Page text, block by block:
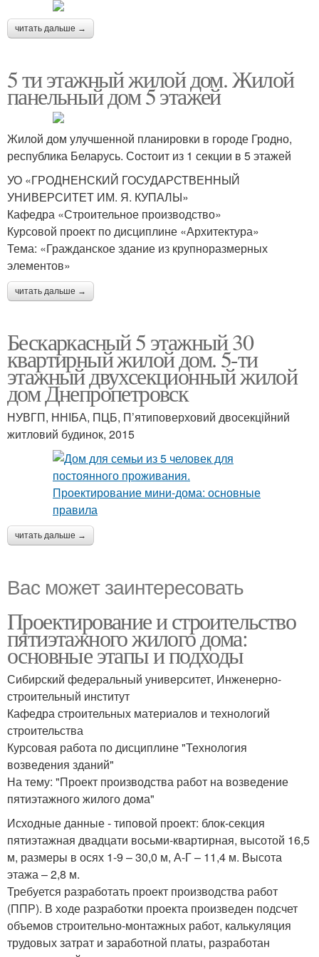
читать дальше →
5 ти этажный жилой дом. Жилой
панельный дом 5 этажей
Жилой дом улучшенной планировки в городе Гродно,
республика Беларусь. Состоит из 1 секции в 5 этажей
УО «ГРОДНЕНСКИЙ ГОСУДАРСТВЕННЫЙ
УНИВЕРСИТЕТ ИМ. Я. КУПАЛЫ»
Кафедра «Строительное производство»
Курсовой проект по дисциплине «Архитектура»
Тема: «Гражданское здание из крупноразмерных
элементов»
читать дальше →
Бескаркасный 5 этажный 30
квартирный жилой дом. 5-ти
этажный двухсекционный жилой
дом Днепропетровск
НУВГП, ННІБА, ПЦБ, П’ятиповерховий двосекційний
житловий будинок, 2015
читать дальше →
Вас может заинтересовать
Проектирование и строительство
пятиэтажного жилого дома:
основные этапы и подходы
Сибирский федеральный университет, Инженерно-
строительный институт
Кафедра строительных материалов и технологий
строительства
Курсовая работа по дисциплине "Технология
возведения зданий"
На тему: "Проект производства работ на возведение
пятиэтажного жилого дома"
Исходные данные - типовой проект: блок-секция
пятиэтажная двадцати восьми-квартирная, высотой 16,5
м, размеры в осях 1-9 – 30,0 м, А-Г – 11,4 м. Высота
этажа – 2,8 м.
Требуется разработать проект производства работ
(ППР). В ходе разработки проекта произведен подсчет
объемов строительно-монтажных работ, калькуляция
трудовых затрат и заработной платы, разработан